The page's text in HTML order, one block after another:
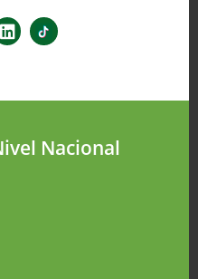
Nacional